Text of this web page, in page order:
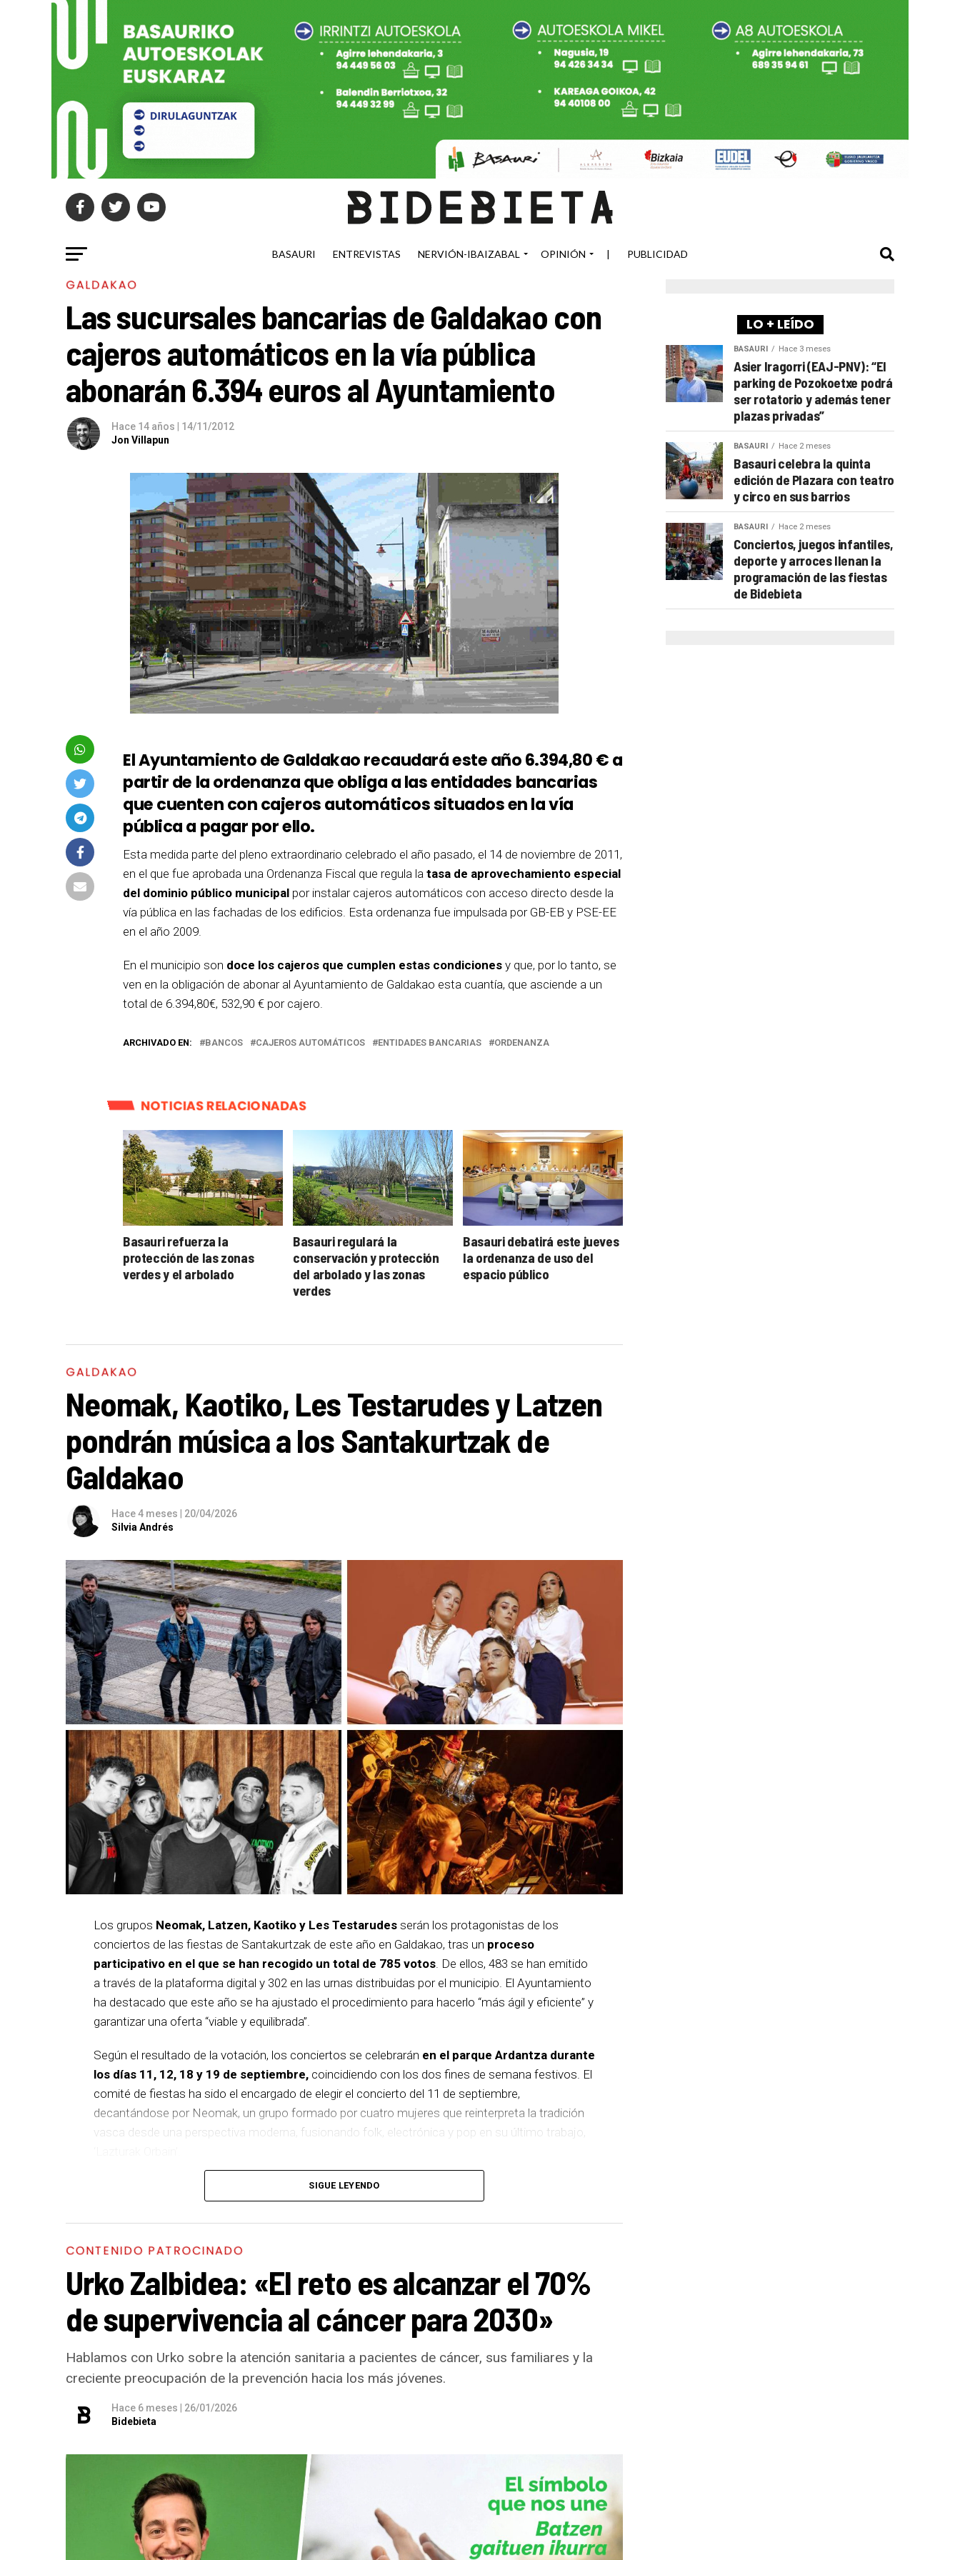
BASAURI ENTREVISTAS NERVIÓN-IBAIZABAL OPINIÓN | PUBLICIDAD
GALDAKAO
Las sucursales bancarias de Galdakao con
cajeros automáticos en la vía pública
abonarán 6.394 euros al Ayuntamiento
Hace 14 años | 14/11/2012
Jon Villapun
El Ayuntamiento de Galdakao recaudará este año 6.394,80 €a
partir de la ordenanza que obliga a las entidades bancarias
que cuenten con cajeros automáticos situados en la vía
públicaa pagar por ello.
Esta medida parte del pleno extraordinario celebrado el año pasado, el 14 de noviembre de 2011,
en el que fue aprobada una Ordenanza Fiscal que regula la tasa de aprovechamiento especial
del dominio público municipal por instalar cajeros automáticos con acceso directo desde la
vía pública en las fachadas de los edificios. Esta ordenanza fue impulsada por GB-EB y PSE-EE
en el año 2009.
En el municipio son doce los cajeros que cumplen estas condiciones y que, por lo tanto, se
ven en la obligación de abonar al Ayuntamiento de Galdakao esta cuantía, que asciende a un
total de 6.394,80€, 532,90 € por cajero.
ARCHIVADO EN: BANCOS CAJEROS AUTOMÁTICOS ENTIDADES BANCARIAS ORDENANZA
NOTICIAS RELACIONADAS
Basauri refuerza la
protección de las zonas
verdes y el arbolado
Basauri regulará la
conservación y protección
del arbolado y las zonas
verdes
Basauri debatirá este jueves
la ordenanza de uso del
espacio público
GALDAKAO
Neomak, Kaotiko, Les Testarudes y Latzen
pondrán música a los Santakurtzak de
Galdakao
Hace 4 meses | 20/04/2026
Silvia Andrés
Los grupos Neomak, Latzen, Kaotiko y Les Testarudes serán los protagonistas de los
conciertos de las fiestas de Santakurtzak de este año en Galdakao, tras un proceso
participativo en el que se han recogido un total de 785 votos . De ellos, 483 se han emitido
a través de la plataforma digital y 302 en las urnas distribuidas por el municipio. El Ayuntamiento
ha destacado que este año se ha ajustado el procedimiento para hacerlo “más ágil y eficiente” y
garantizar una oferta “viable y equilibrada”.
Según el resultado de la votación, los conciertos se celebrarán en el parque Ardantza durante
los días 11, 12, 18 y 19 de septiembre, coincidiendo con los dos fines de semana festivos. El
comité de fiestas ha sido el encargado de elegir el concierto del 11 de septiembre,
decantándose por Neomak, un grupo formado por cuatro mujeres que reinterpreta la tradición
vasca desde una perspectiva moderna, fusionando folk, electrónica y pop en su último trabajo,
El 12 de septiembre actuará Kaotiko, veterana banda de punk-rock que recientemente celebró
su 25 aniversario con el disco ‘XX5’. El siguiente fin de semana será el turno de Les Testarudes,
el día 18, un proyecto integrado por diez mujeres que apuesta por el ska, rocksteady y reggae
con un mensaje de empoderamiento. Por último, el 19 de septiembre cerrará el cartel Latzen,
‘Denboraren orbainak’, combinando la esencia de sus inicios con una mirada actual.
PROGRAMA CONCIERTOS SANTAKURTZAK 2026
Viernes 11 de septiembre
Neomak
Kaotiko
Sábado 19 de septiembre
SIGUE LEYENDO
CONTENIDO PATROCINADO
Urko Zalbidea: «El reto es alcanzar el 70%
de supervivencia al cáncer para 2030»
Hablamos con Urko sobre la atención sanitaria a pacientes de cáncer, sus familiares y la
creciente preocupación de la prevención hacia los más jóvenes.
Hace 6 meses | 26/01/2026
Bidebieta
LO + LEÍDO
BASAURI Hace 3 meses
Asier Iragorri (EAJ-PNV): “El
parking de Pozokoetxe podrá
ser rotatorio y además tener
plazas privadas”
BASAURI Hace 2 meses
Basauri celebra la quinta
edición de Plazara con teatro
y circo en sus barrios
BASAURI Hace 2 meses
Conciertos, juegos infantiles,
deporte y arroces llenan la
programación de las fiestas
de Bidebieta